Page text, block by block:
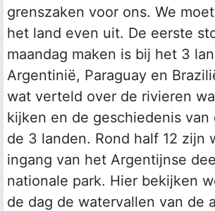
grenszaken voor ons. We
het land even uit. De eerste
maandag maken is bij het 3
Argentinië, Paraguay en
wat verteld over de rivieren
kijken en de geschiedenis van
de 3 landen. Rond half 12 zijn
ingang van het Argentijnse
nationale park. Hier bekijken
de dag de watervallen van de